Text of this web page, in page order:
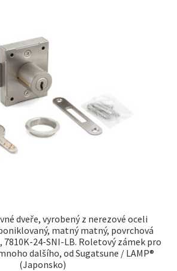
dveře, vyrobený z nerezové oceli
matný matný, povrchová
7810K-24-SNI-LB. Roletový zámek pro
dalšího, od Sugatsune / LAMP®
(Japonsko)